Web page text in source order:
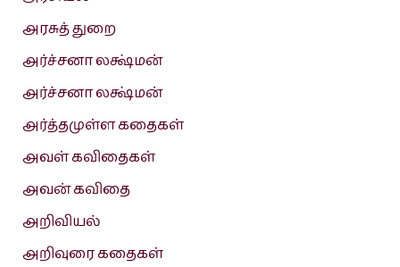
அரசுத் துறை
அர்ச்சனா லக்ஷ்மன்
அர்ச்சனா லக்ஷ்மன்
அர்த்தமுள்ள கதைகள்
அவள் கவிதைகள்
அவன் கவிதை
அறிவியல்
அறிவுரை கதைகள்